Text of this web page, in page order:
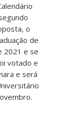
o
de
2021 e se
votado e
e será